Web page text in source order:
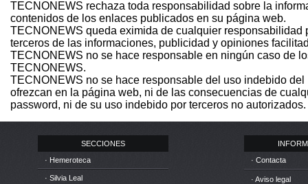
TECNONEWS rechaza toda responsabilidad sobre la
contenidos de los enlaces publicados en su página web.
TECNONEWS queda eximida de cualquier
terceros de las informaciones, publicidad y opiniones
TECNONEWS no se hace responsable en ningún caso de
TECNONEWS.
TECNONEWS no se hace responsable del uso indebido
ofrezcan en la página web, ni de las consecuencias de
password, ni de su uso indebido por terceros no autorizados.
SECCIONES
· Hemeroteca
· Silvia Leal
· Contacta
· Aviso legal